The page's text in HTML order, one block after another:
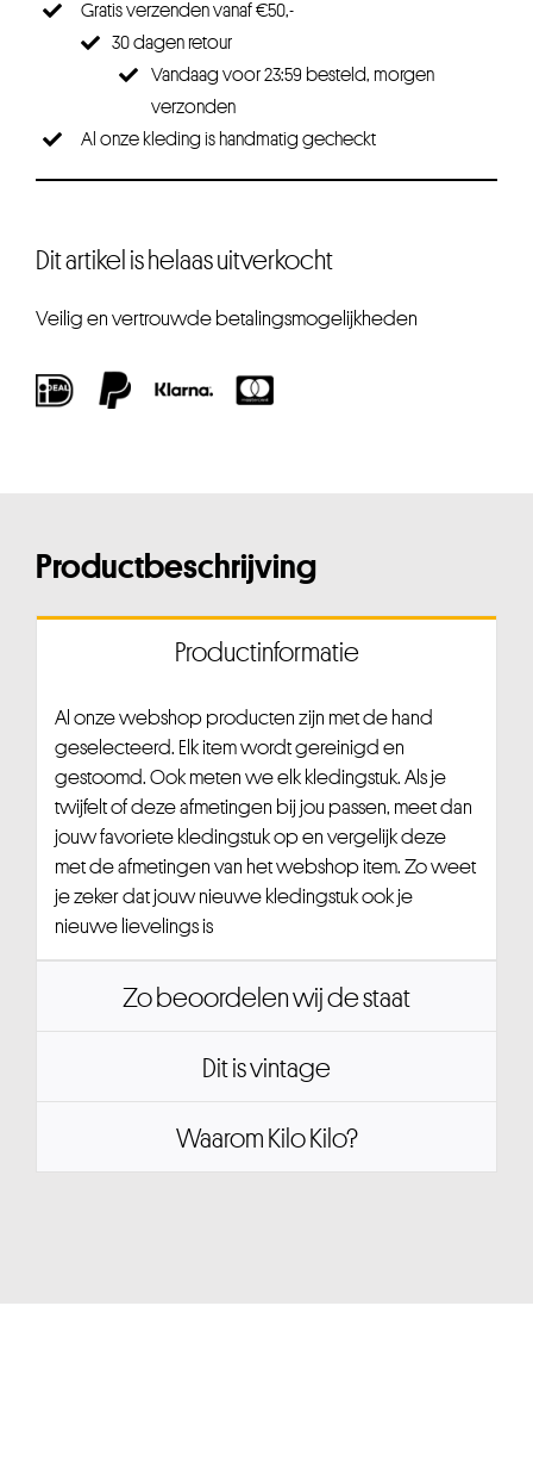
Gratis verzenden vanaf €50,-
30 dagen retour
Vandaag voor 23:59 besteld, morgen
verzonden
Al onze kleding is handmatig gecheckt
Dit artikel is helaas uitverkocht
Veilig en vertrouwde betalingsmogelijkheden
Productbeschrijving
Productinformatie
Al onze webshop producten zijn met de hand
geselecteerd. Elk item wordt gereinigd en
gestoomd. Ook meten we elk kledingstuk. Als je
twijfelt of deze afmetingen bij jou passen, meet dan
jouw favoriete kledingstuk op en vergelijk deze
met de afmetingen van het webshop item. Zo weet
je zeker dat jouw nieuwe kledingstuk ook je
nieuwe lievelings is
Zo beoordelen wij de staat
Dit is vintage
Waarom Kilo Kilo?